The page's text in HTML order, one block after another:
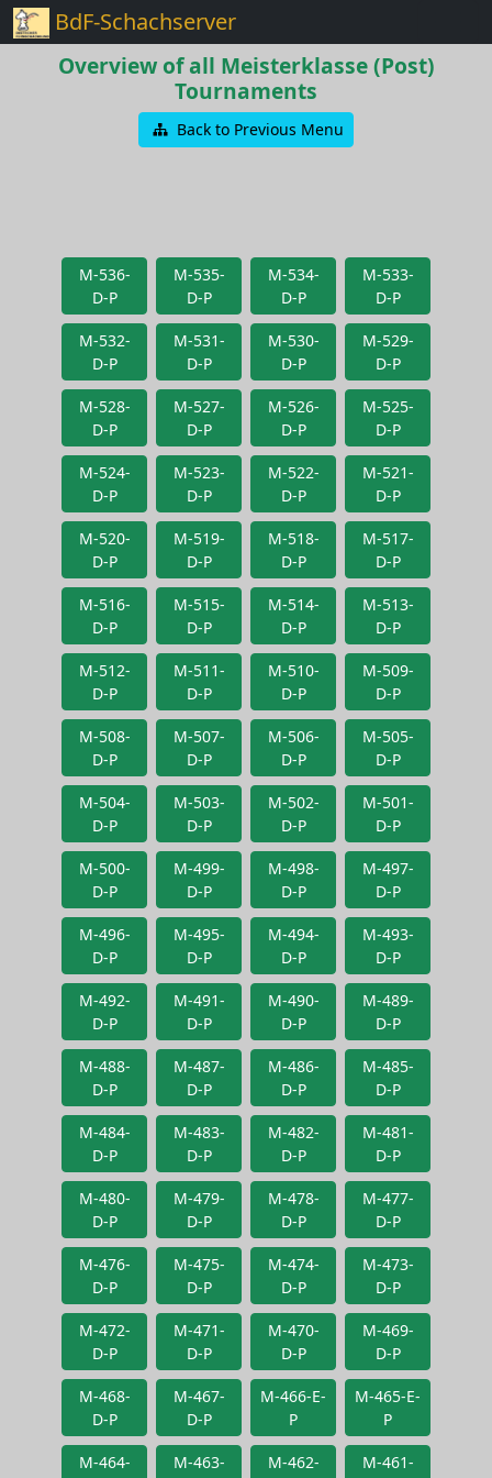
BdF-Schachserver
Overview of all Meisterklasse (Post)
Tournaments
Back to Previous Menu
M-536-
D-P
M-535-
D-P
M-534-
D-P
M-533-
D-P
M-532-
D-P
M-531-
D-P
M-530-
D-P
M-529-
D-P
M-528-
D-P
M-527-
D-P
M-526-
D-P
M-525-
D-P
M-524-
D-P
M-523-
D-P
M-522-
D-P
M-521-
D-P
M-520-
D-P
M-519-
D-P
M-518-
D-P
M-517-
D-P
M-516-
D-P
M-515-
D-P
M-514-
D-P
M-513-
D-P
M-512-
D-P
M-511-
D-P
M-510-
D-P
M-509-
D-P
M-508-
D-P
M-507-
D-P
M-506-
D-P
M-505-
D-P
M-504-
D-P
M-503-
D-P
M-502-
D-P
M-501-
D-P
M-500-
D-P
M-499-
D-P
M-498-
D-P
M-497-
D-P
M-496-
D-P
M-495-
D-P
M-494-
D-P
M-493-
D-P
M-492-
D-P
M-491-
D-P
M-490-
D-P
M-489-
D-P
M-488-
D-P
M-487-
D-P
M-486-
D-P
M-485-
D-P
M-484-
D-P
M-483-
D-P
M-482-
D-P
M-481-
D-P
M-480-
D-P
M-479-
D-P
M-478-
D-P
M-477-
D-P
M-476-
D-P
M-475-
D-P
M-474-
D-P
M-473-
D-P
M-472-
D-P
M-471-
D-P
M-470-
D-P
M-469-
D-P
M-468-
D-P
M-467-
D-P
M-466-E-
P
M-465-E-
P
M-464-
M-463-
M-462-
M-461-